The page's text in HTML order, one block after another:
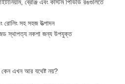
ব্রোঞ্জ এবং কাস্টম পিভিডি রঙগুলিতে
রোলিং সহ সহজ উত্পাদন
স্থাপত্য নকশা জন্য উপযুক্ত
কেন এখন আর যথেষ্ট নয়?